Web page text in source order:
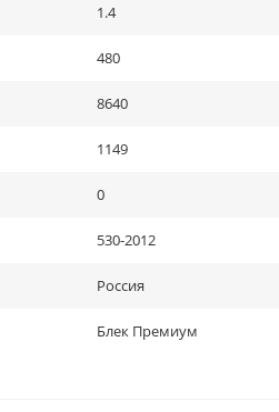
1.4
480
8640
1149
0
530-2012
Россия
Блек Премиум